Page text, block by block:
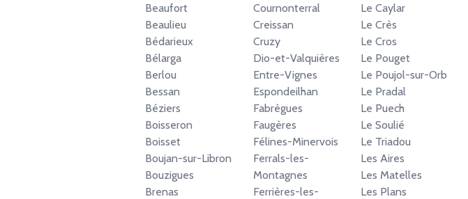
Beaufort
Beaulieu
Bédarieux
Bélarga
Berlou
Bessan
Béziers
Boisseron
Boisset
Boujan-sur-Libron
Bouzigues
Brenas
Cournonterral
Creissan
Cruzy
Dio-et-Valquières
Entre-Vignes
Espondeilhan
Fabrègues
Faugères
Félines-Minervois
Ferrals-les-
Montagnes
Ferrières-les-
Le Caylar
Le Crès
Le Cros
Le Pouget
Le Poujol-sur-Orb
Le Pradal
Le Puech
Le Soulié
Le Triadou
Les Aires
Les Matelles
Les Plans